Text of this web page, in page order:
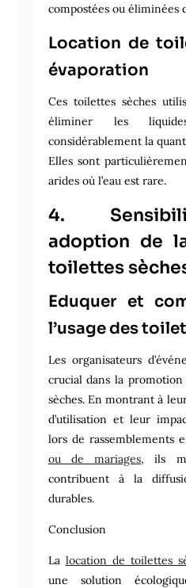
compostées ou éliminées
Location de
évaporation
Ces toilettes sèches
éliminer les
considérablement la
Elles sont
arides où l’eau est rare.
4.
adoption de
toilettes
Eduquer et
l’usage des
Les organisateurs
crucial dans la promotion
sèches. En montrant à
d’utilisation et leur
lors de rassemblements
ou de mariages, ils
contribuent à la
durables.
Conclusion
La location de toilettes
une solution